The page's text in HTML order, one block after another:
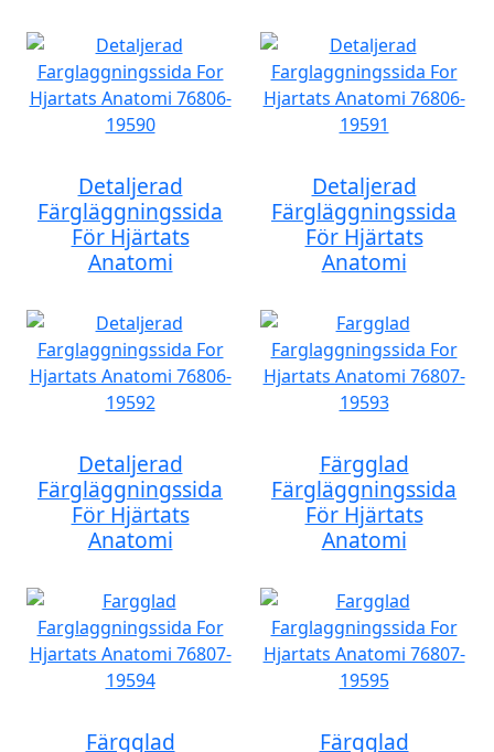
Detaljerad
Färgläggningssida
För Hjärtats
Anatomi
Detaljerad
Färgläggningssida
För Hjärtats
Anatomi
Detaljerad
Färgläggningssida
För Hjärtats
Anatomi
Färgglad
Färgläggningssida
För Hjärtats
Anatomi
Färgglad
Färgglad